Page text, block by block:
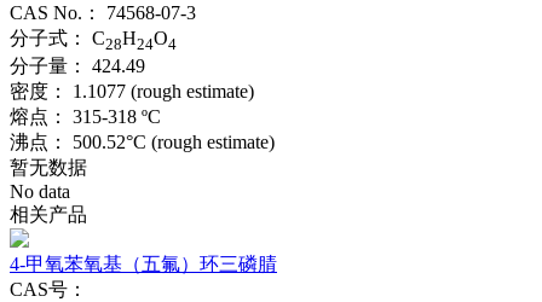
CAS No.：
74568-07-3
分子式：
C28H24O4
分子量：
424.49
密度：
1.1077 (rough estimate)
熔点：
315-318 ºC
沸点：
500.52°C (rough estimate)
暂无数据
No data
相关产品
4-甲氧苯氧基（五氟）环三磷腈
CAS号：